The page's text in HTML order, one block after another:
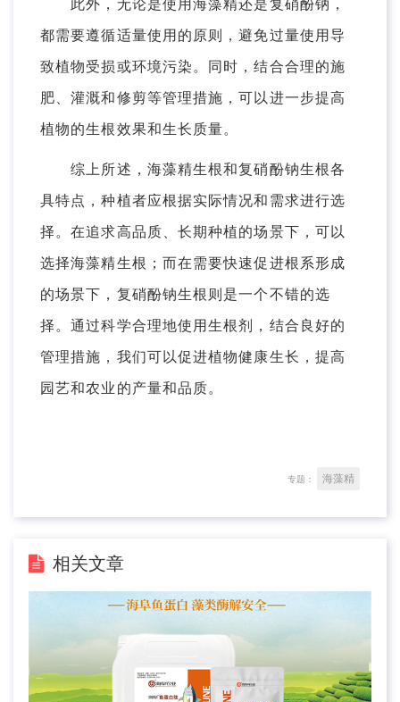
此外，无论是使用海藻精还是复硝酚钠，
都需要遵循适量使用的原则，避免过量使用导
致植物受损或环境污染。同时，结合合理的施
肥、灌溉和修剪等管理措施，可以进一步提高
植物的生根效果和生长质量。
综上所述，海藻精生根和复硝酚钠生根各
具特点，种植者应根据实际情况和需求进行选
择。在追求高品质、长期种植的场景下，可以
选择海藻精生根；而在需要快速促进根系形成
的场景下，复硝酚钠生根则是一个不错的选
择。通过科学合理地使用生根剂，结合良好的
管理措施，我们可以促进植物健康生长，提高
园艺和农业的产量和品质。
专题： 海藻精
相关文章